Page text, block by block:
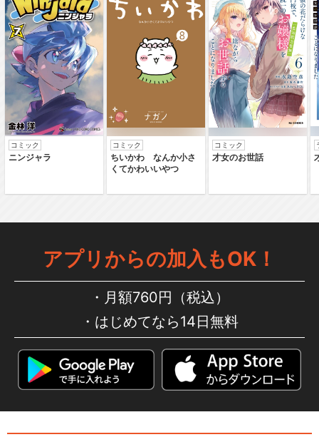
閉じる
コミック
ニンジャラ
コミック
ちいかわ なんか小さ
くてかわいいやつ
コミック
才女のお世話
アプリからの加入もOK！
月額760円（税込）
はじめてなら14日無料